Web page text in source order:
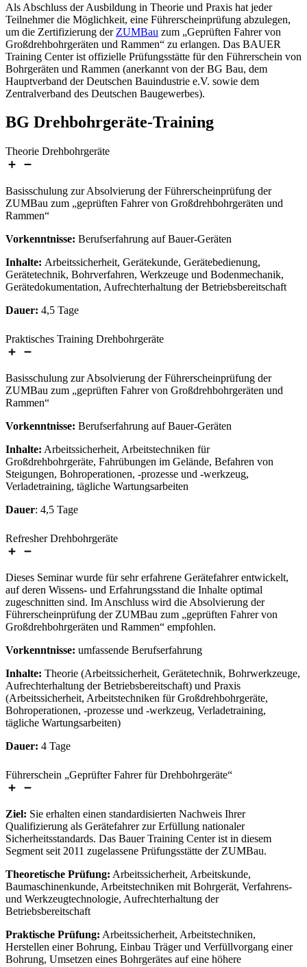
Als Abschluss der Ausbildung in Theorie und Praxis hat jeder
Teilnehmer die Möglichkeit, eine Führerscheinprüfung abzulegen,
um die Zertifizierung der ZUMBau zum „Geprüften Fahrer von
Großdrehbohrgeräten und Rammen“ zu erlangen. Das BAUER
Training Center ist offizielle Prüfungsstätte für den Führerschein von
Bohrgeräten und Rammen (anerkannt von der BG Bau, dem
Hauptverband der Deutschen Bauindustrie e.V. sowie dem
Zentralverband des Deutschen Baugewerbes).
BG Drehbohrgeräte-Training
Theorie Drehbohrgeräte
Basisschulung zur Absolvierung der Führerscheinprüfung der
ZUMBau zum „geprüften Fahrer von Großdrehbohrgeräten und
Rammen“
Vorkenntnisse: Berufserfahrung auf Bauer-Geräten
Inhalte: Arbeitssicherheit, Gerätekunde, Gerätebedienung,
Gerätetechnik, Bohrverfahren, Werkzeuge und Bodenmechanik,
Gerätedokumentation, Aufrechterhaltung der Betriebsbereitschaft
Dauer: 4,5 Tage
Praktisches Training Drehbohrgeräte
Basisschulung zur Absolvierung der Führerscheinprüfung der
ZUMBau zum „geprüften Fahrer von Großdrehbohrgeräten und
Rammen“
Vorkenntnisse: Berufserfahrung auf Bauer-Geräten
Inhalte: Arbeitssicherheit, Arbeitstechniken für
Großdrehbohrgeräte, Fahrübungen im Gelände, Befahren von
Steigungen, Bohroperationen, -prozesse und -werkzeug,
Verladetraining, tägliche Wartungsarbeiten
Dauer: 4,5 Tage
Refresher Drehbohrgeräte
Dieses Seminar wurde für sehr erfahrene Gerätefahrer entwickelt,
auf deren Wissens- und Erfahrungsstand die Inhalte optimal
zugeschnitten sind. Im Anschluss wird die Absolvierung der
Führerscheinprüfung der ZUMBau zum „geprüften Fahrer von
Großdrehbohrgeräten und Rammen“ empfohlen.
Vorkenntnisse: umfassende Berufserfahrung
Inhalte: Theorie (Arbeitssicherheit, Gerätetechnik, Bohrwerkzeuge,
Aufrechterhaltung der Betriebsbereitschaft) und Praxis
(Arbeitssicherheit, Arbeitstechniken für Großdrehbohrgeräte,
Bohroperationen, -prozesse und -werkzeug, Verladetraining,
tägliche Wartungsarbeiten)
Dauer: 4 Tage
Führerschein „Geprüfter Fahrer für Drehbohrgeräte“
Ziel: Sie erhalten einen standardisierten Nachweis Ihrer
Qualifizierung als Gerätefahrer zur Erfüllung nationaler
Sicherheitsstandards. Das Bauer Training Center ist in diesem
Segment seit 2011 zugelassene Prüfungsstätte der ZUMBau.
Theoretische Prüfung: Arbeitssicherheit, Arbeitskunde,
Baumaschinenkunde, Arbeitstechniken mit Bohrgerät, Verfahrens-
und Werkzeugtechnologie, Aufrechterhaltung der
Betriebsbereitschaft
Praktische Prüfung: Arbeitssicherheit, Arbeitstechniken,
Herstellen einer Bohrung, Einbau Träger und Verfüllvorgang einer
Bohrung, Umsetzen eines Bohrgerätes auf eine höhere